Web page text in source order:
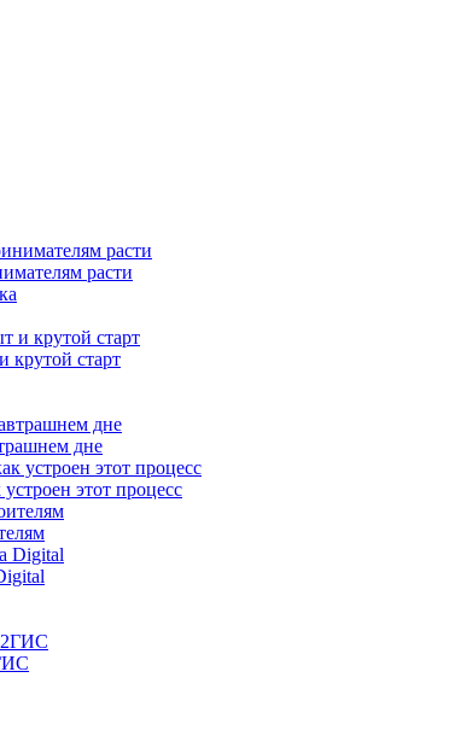
расти
крутой старт
дне
этот процесс